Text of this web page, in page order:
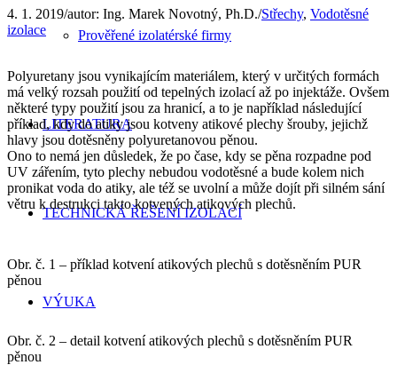
Prověřené izolatérské firmy
LITERATURA
TECHNICKÁ ŘEŠENÍ IZOLACÍ
VÝUKA
4. 1. 2019/autor: Ing. Marek Novotný, Ph.D./Střechy, Vodotěsné
izolace
Polyuretany jsou vynikajícím materiálem, který v určitých formách
má velký rozsah použití od tepelných izolací až po injektáže. Ovšem
některé typy použití jsou za hranicí, a to je například následující
příklad, kdy do atiky jsou kotveny atikové plechy šrouby, jejichž
hlavy jsou dotěsněny polyuretanovou pěnou.
Ono to nemá jen důsledek, že po čase, kdy se pěna rozpadne pod
UV zářením, tyto plechy nebudou vodotěsné a bude kolem nich
pronikat voda do atiky, ale též se uvolní a může dojít při silném sání
větru k destrukci takto kotvených atikových plechů.
Obr. č. 1 – příklad kotvení atikových plechů s dotěsněním PUR
pěnou
Obr. č. 2 – detail kotvení atikových plechů s dotěsněním PUR
pěnou